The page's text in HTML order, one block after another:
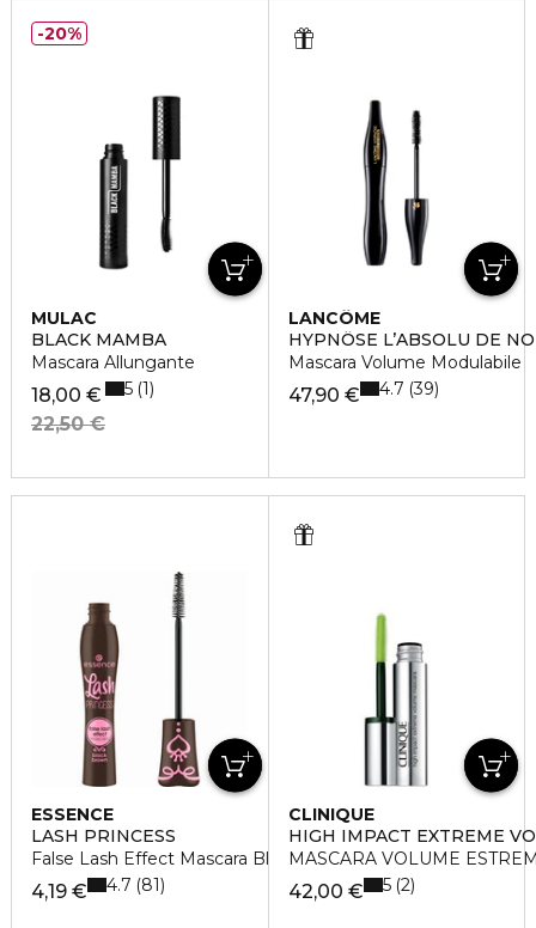
MULAC
BLACK MAMBA
Mascara Allungante
18,00 €
22,50 €
5 1
20%
LANCÔME
HYPNÔSE L’ABSOLU DE
Mascara Volume Modulabile
47,90 € 4.7 39
ESSENCE
LASH PRINCESS
False Lash Effect Mascara Black Brown
4,19 € 4.7 81
CLINIQUE
HIGH IMPACT EXTREME
MASCARA VOLUME
42,00 € 5 2